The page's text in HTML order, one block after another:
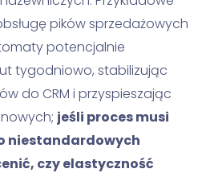
pików sprzedażowych
potencjalnie
tygodniowo, stabilizując
do CRM i przyspieszając
jeśli proces musi
niestandardowych
czy elastyczność